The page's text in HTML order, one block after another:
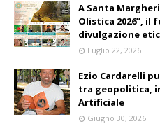
A Santa
Olistica 2026”, il
divulgazione
Luglio 22, 2026
Ezio Cardarelli
tra geopolitica,
Artificiale
Giugno 30, 2026